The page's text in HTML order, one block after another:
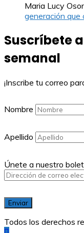
Maria Lucy
generación que
Suscríbete
semanal
¡Inscribe tu correo
Nombre
Apellido
Únete a nuestro
Todos los derechos